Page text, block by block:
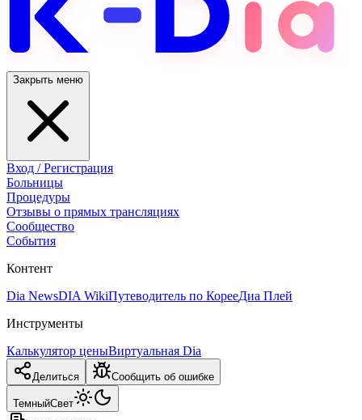
Закрыть меню
Вход / Регистрация
Больницы
Процедуры
Отзывы о прямых трансляциях
Сообщество
События
Контент
Dia NewsDIA WikiПутеводитель по КорееДиа Плей
Инструменты
Калькулятор ценыВиртуальная Dia
Делиться Сообщить об ошибке
ТемныйСвет